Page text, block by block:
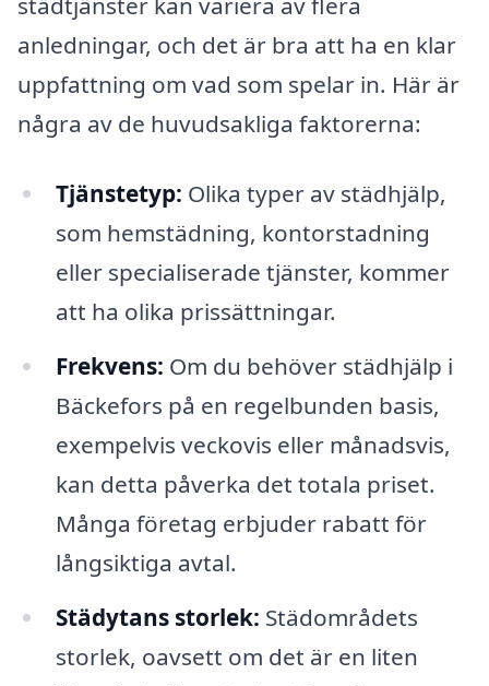
anledningar, och det är bra att ha en klar
uppfattning om vad som spelar in. Här är
några av de huvudsakliga faktorerna:
Tjänstetyp: Olika typer av städhjälp,
som hemstädning, kontorstadning
eller specialiserade tjänster, kommer
att ha olika prissättningar.
Frekvens: Om du behöver städhjälp i
Bäckefors på en regelbunden basis,
exempelvis veckovis eller månadsvis,
kan detta påverka det totala priset.
Många företag erbjuder rabatt för
långsiktiga avtal.
Städytans storlek: Städområdets
storlek, oavsett om det är en liten